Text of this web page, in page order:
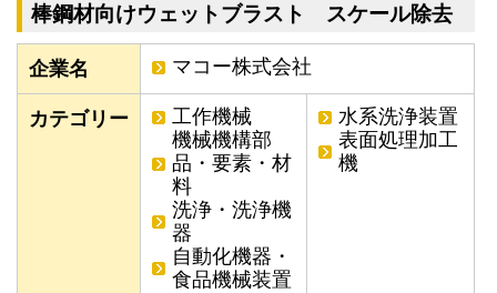
棒鋼材向けウェットブラスト スケール除去
企業名 マコー株式会社
カテゴリー
工作機械
機械機構部
品・要素・材
料
洗浄・洗浄機
器
自動化機器・
食品機械装置
水系洗浄装置
表面処理加工
機